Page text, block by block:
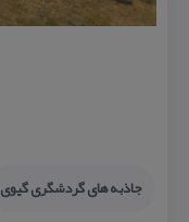
جاذبه های گردشگری گیوی